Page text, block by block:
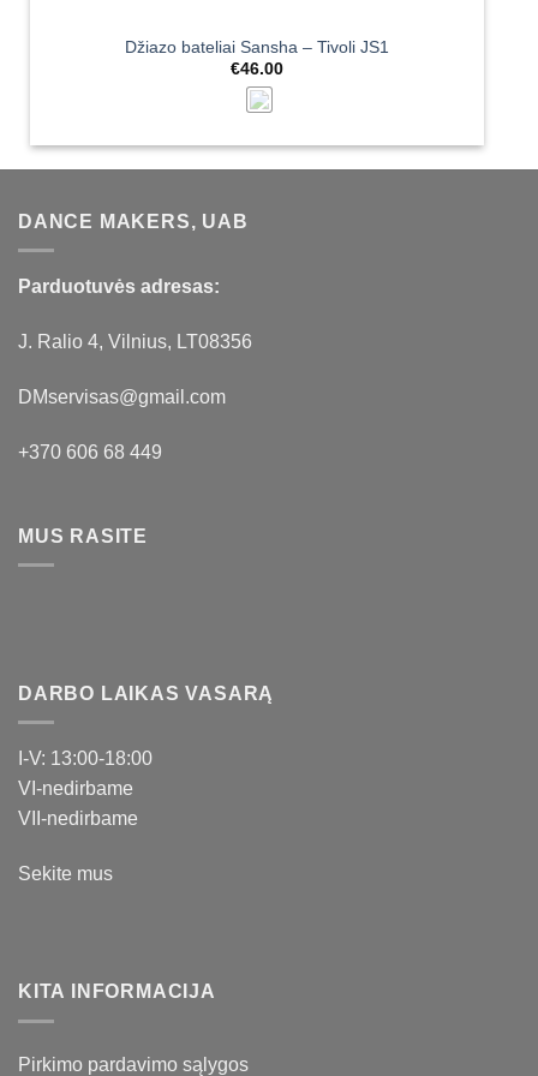
Džiazo bateliai Sansha – Tivoli JS1
€46.00
DANCE MAKERS, UAB
Parduotuvės adresas:
J. Ralio 4, Vilnius, LT08356
DMservisas@gmail.com
+370 606 68 449
MUS RASITE
DARBO LAIKAS VASARĄ
I-V: 13:00-18:00
VI-nedirbame
VII-nedirbame
Sekite mus
KITA INFORMACIJA
Pirkimo pardavimo sąlygos